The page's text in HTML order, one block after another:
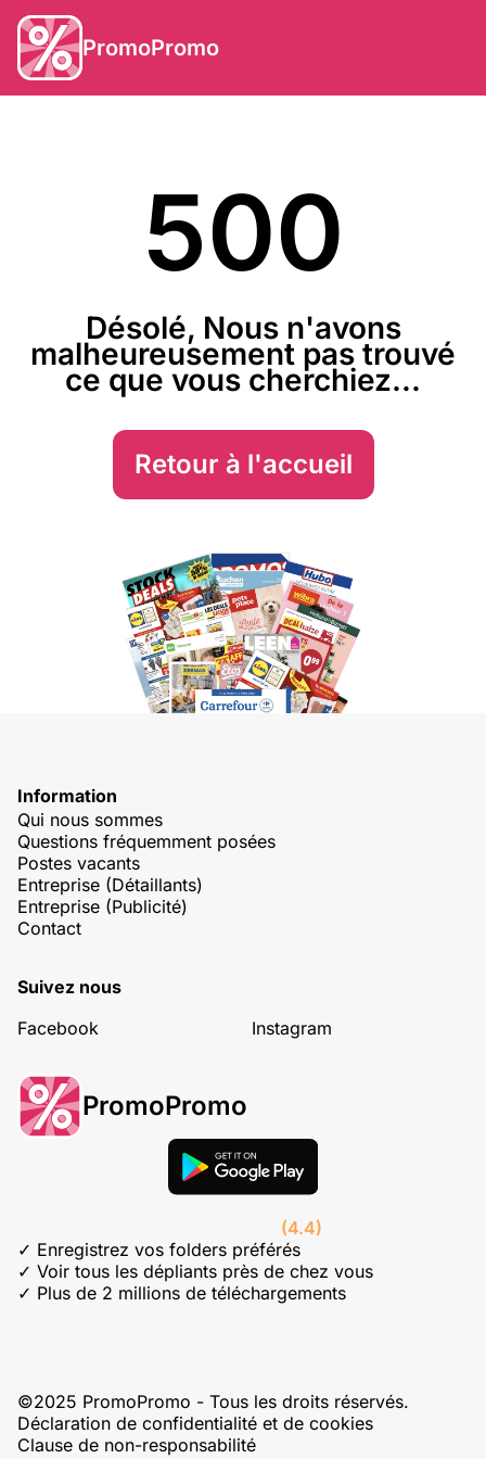
PromoPromo
500
Désolé, Nous n'avons
malheureusement pas trouvé
ce que vous cherchiez...
Retour à l'accueil
Information
Qui nous sommes
Questions fréquemment posées
Postes vacants
Entreprise (Détaillants)
Entreprise (Publicité)
Contact
Suivez nous
Facebook
Instagram
PromoPromo
(4.4)
✓ Enregistrez vos folders préférés
✓ Voir tous les dépliants près de chez vous
✓ Plus de 2 millions de téléchargements
©2025 PromoPromo - Tous les droits réservés.
Déclaration de confidentialité et de cookies
Clause de non-responsabilité